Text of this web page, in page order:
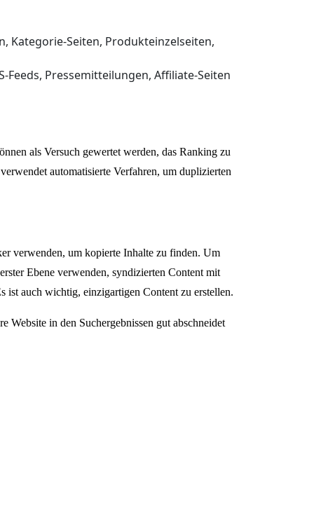
Kategorie-Seiten, Produkteinzelseiten,
Pressemitteilungen, Affiliate-Seiten
als Versuch gewertet werden, das Ranking zu
automatisierte Verfahren, um duplizierten
verwenden, um kopierte Inhalte zu finden. Um
Ebene verwenden, syndizierten Content mit
ist auch wichtig, einzigartigen Content zu erstellen.
in den Suchergebnissen gut abschneidet